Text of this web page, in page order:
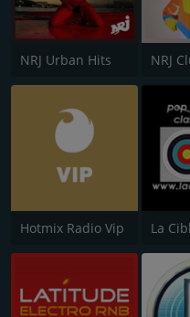
NRJ Urban Hits NRJ
Hotmix Radio Vip La